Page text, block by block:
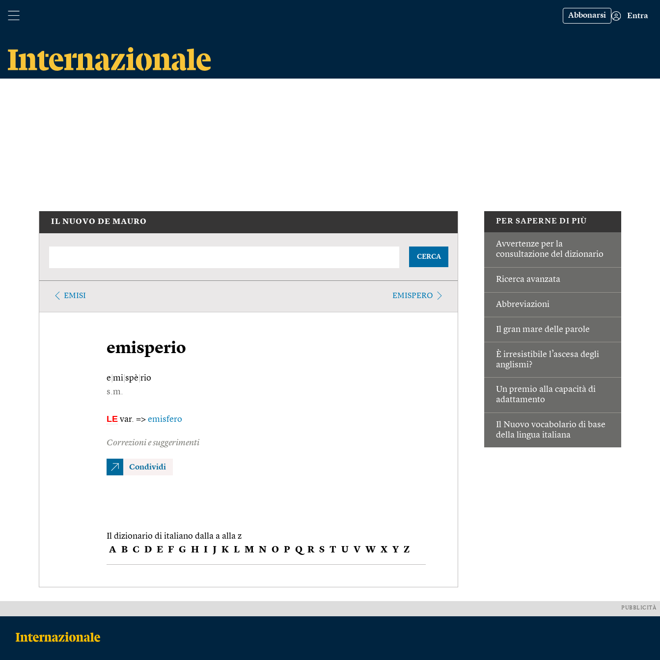
Abbonarsi Entra
PER SAPERNE DI PIÙ
Avvertenze per la
consultazione del dizionario
Ricerca avanzata
Abbreviazioni
Il gran mare delle parole
È irresistibile l’ascesa degli
anglismi?
Un premio alla capacità di
adattamento
Il Nuovo vocabolario di base
della lingua italiana
IL NUOVO DE MAURO
CERCA
EMISI EMISPERO
emisperio
e mi spè rio
s.m.
LE var. => emisfero
Correzioni e suggerimenti
Condividi
Il dizionario di italiano dalla a alla z
A B C D E F G H I J K L M N O P Q R S T U V W X Y Z
PUBBLICITÀ